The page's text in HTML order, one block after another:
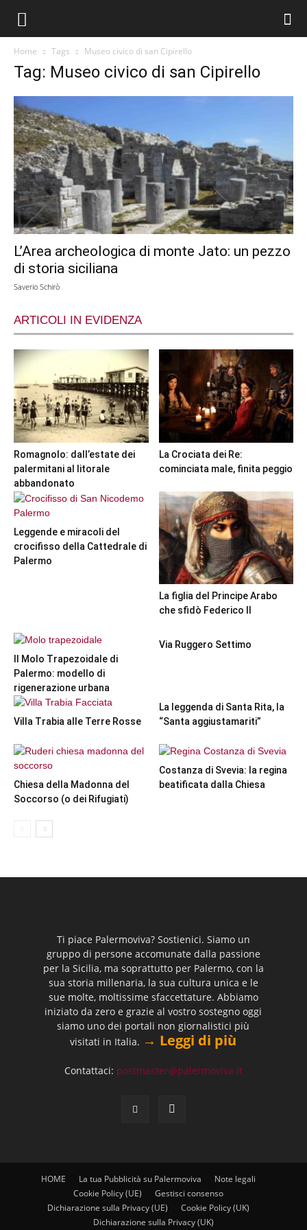
Home Tags Museo civico di san Cipirello
Tag: Museo civico di san Cipirello
L’Area archeologica di monte Jato: un pezzo
di storia siciliana
Saverio Schirò
ARTICOLI IN EVIDENZA
Romagnolo: dall’estate dei
palermitani al litorale
abbandonato
La Crociata dei Re:
cominciata male, finita peggio
Leggende e miracoli del
crocifisso della Cattedrale di
Palermo
La figlia del Principe Arabo
che sfidò Federico II
Il Molo Trapezoidale di
Palermo: modello di
rigenerazione urbana
Via Ruggero Settimo
Villa Trabia alle Terre Rosse
La leggenda di Santa Rita, la
“Santa aggiustamariti”
Chiesa della Madonna del
Soccorso (o dei Rifugiati)
Costanza di Svevia: la regina
beatificata dalla Chiesa
Ti piace Palermoviva? Sostienici. Siamo un
gruppo di persone accomunate dalla passione
per la Sicilia, ma soprattutto per Palermo, con la
sua storia millenaria, la sua cultura unica e le
sue molte, moltissime sfaccettature. Abbiamo
iniziato da zero e grazie al vostro sostegno oggi
siamo uno dei portali non giornalistici più
visitati in Italia. → Leggi di più
Contattaci: postmaster@palermoviva.it
HOME La tua Pubblicità su Palermoviva
Note legali
Cookie Policy (UE)
Gestisci consenso
Dichiarazione sulla Privacy (UE)
Cookie Policy (UK)
Dichiarazione sulla Privacy (UK)